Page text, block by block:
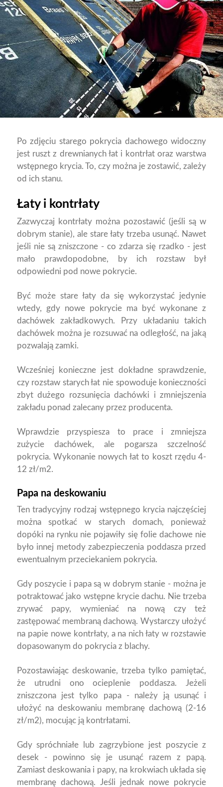
Po zdjęciu starego pokrycia dachowego widoczny
jest ruszt z drewnianych łat i kontrłat oraz warstwa
wstępnego krycia. To, czy można je zostawić, zależy
od ich stanu.
Łaty i kontrłaty
Zazwyczaj kontrłaty można pozostawić (jeśli są w
dobrym stanie), ale stare łaty trzeba usunąć. Nawet
jeśli nie są zniszczone - co zdarza się rzadko - jest
mało prawdopodobne, by ich rozstaw był
odpowiedni pod nowe pokrycie.
Być może stare łaty da się wykorzystać jedynie
wtedy, gdy nowe pokrycie ma być wykonane z
dachówek zakładkowych. Przy układaniu takich
dachówek można je rozsuwać na odległość, na jaką
pozwalają zamki.
Wcześniej konieczne jest dokładne sprawdzenie,
czy rozstaw starych łat nie spowoduje konieczności
zbyt dużego rozsunięcia dachówki i zmniejszenia
zakładu ponad zalecany przez producenta.
Wprawdzie przyspiesza to prace i zmniejsza
zużycie dachówek, ale pogarsza szczelność
pokrycia. Wykonanie nowych łat to koszt rzędu 4-
12 zł/m2.
Papa na deskowaniu
Ten tradycyjny rodzaj wstępnego krycia najczęściej
można spotkać w starych domach, ponieważ
dopóki na rynku nie pojawiły się folie dachowe nie
było innej metody zabezpieczenia poddasza przed
ewentualnym przeciekaniem pokrycia.
Gdy poszycie i papa są w dobrym stanie - można je
potraktować jako wstępne krycie dachu. Nie trzeba
zrywać papy, wymieniać na nową czy też
zastępować membraną dachową. Wystarczy ułożyć
na papie nowe kontrłaty, a na nich łaty w rozstawie
dopasowanym do pokrycia z blachy.
Pozostawiając deskowanie, trzeba tylko pamiętać,
że utrudni ono ocieplenie poddasza. Jeżeli
zniszczona jest tylko papa - należy ją usunąć i
ułożyć na deskowaniu membranę dachową (2-16
zł/m2), mocując ją kontrłatami.
Gdy spróchniałe lub zagrzybione jest poszycie z
desek - powinno się je usunąć razem z papą.
Zamiast deskowania i papy, na krokwiach układa się
membranę dachową. Jeśli jednak nowe pokrycie